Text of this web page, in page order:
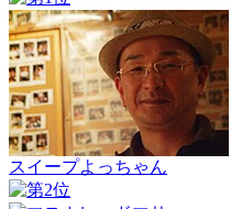
スイープよっちゃん